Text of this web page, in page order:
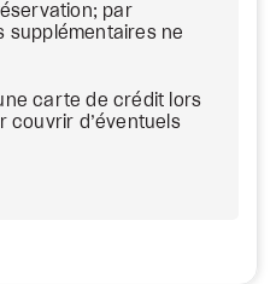
par
supplémentaires ne
carte de crédit lors
couvrir d’éventuels